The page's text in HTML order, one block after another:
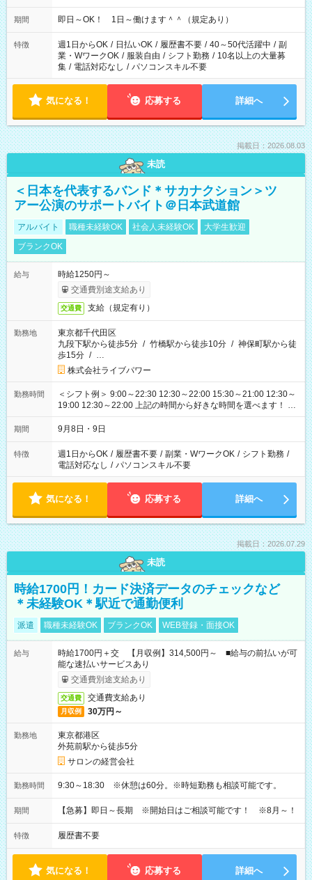
期間 即日～OK！ 1日～働けます＾＾（規定あり）
特徴 週1日からOK / 日払いOK / 履歴書不要 / 40～50代活躍中 / 副
業・WワークOK / 服装自由 / シフト勤務 / 10名以上の大量募
集 / 電話対応なし / パソコンスキル不要
気になる！ 応募する 詳細へ
掲載日：2026.08.03
未読
＜日本を代表するバンド＊サカナクション＞ツ
アー公演のサポートバイト＠日本武道館
アルバイト 職種未経験OK 社会人未経験OK
大学生歓迎
ブランクOK
給与
時給1250円～
交通費別途支給あり
交通費 支給（規定有り）
勤務地
東京都千代田区
九段下駅から徒歩5分 / 竹橋駅から徒歩10分 / 神保町駅から徒
歩15分 / …
株式会社ライブパワー
勤務時間
＜シフト例＞ 9:00～22:30 12:30～22:00 15:30～21:00 12:30～
19:00 12:30～22:00 上記の時間から好きな時間を選べます！ ※
時間は変更となる可能性があります
期間 9月8日・9日
特徴 週1日からOK / 履歴書不要 / 副業・WワークOK / シフト勤務 /
電話対応なし / パソコンスキル不要
気になる！ 応募する 詳細へ
掲載日：2026.07.29
未読
時給1700円！カード決済データのチェックなど
＊未経験OK＊駅近で通勤便利
派遣 職種未経験OK ブランクOK WEB登録・面接OK
給与
時給1700円＋交 【月収例】314,500円～ ■給与の前払いが可
能な速払いサービスあり
交通費別途支給あり
交通費 交通費支給あり
月収例 30万円～
勤務地
東京都港区
外苑前駅から徒歩5分
サロンの経営会社
勤務時間 9:30～18:30 ※休憩は60分。※時短勤務も相談可能です。
期間 【急募】即日～長期 ※開始日はご相談可能です！ ※8月～！
特徴 履歴書不要
気になる！ 応募する 詳細へ